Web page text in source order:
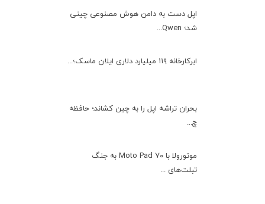
اپل دست به دامن هوش مصنوعی چینی
شد؛ Qwen...
ابرکارخانه ۱۱۹ میلیارد دلاری ایلان ماسک؛...
بحران تراشه اپل را به چین کشاند؛ حافظه
چ...
موتورولا با Moto Pad 70 به جنگ
تبلت‌های ...